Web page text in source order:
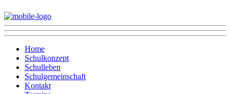
Home
Schulkonzept
Schulleben
Schulgemeinschaft
Kontakt